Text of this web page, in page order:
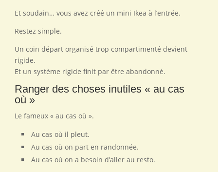
Et soudain… vous avez créé un mini Ikea à l’entrée.
Restez simple.
Un coin départ organisé trop compartimenté devient
rigide.
Et un système rigide finit par être abandonné.
Ranger des choses inutiles « au cas
où »
Le fameux « au cas où ».
Au cas où il pleut.
Au cas où on part en randonnée.
Au cas où on a besoin d’aller au resto.